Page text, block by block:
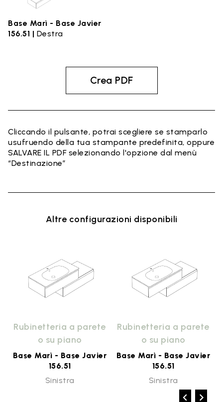
Base Marì - Base Javier
156.51 | Destra
Crea PDF
Cliccando il pulsante, potrai scegliere se stamparlo
usufruendo della tua stampante predefinita, oppure
SALVARE IL PDF selezionando l'opzione dal menù
“Destinazione”
Altre configurazioni disponibili
Rubinetteria a parete
o su piano
Base Marì - Base Javier
156.51
Sinistra
Rubinetteria a parete
o su piano
Base Marì - Base Javier
156.51
Sinistra